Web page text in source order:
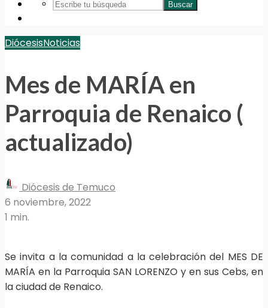
Buscar
DiócesisNoticias
Mes de MARÍA en
Parroquia de Renaico (
actualizado)
Diócesis de Temuco
6 noviembre, 2022
1 min.
Se invita a la comunidad a la celebración del MES DE
MARÍA en la Parroquia SAN LORENZO y en sus Cebs, en
la ciudad de Renaico.